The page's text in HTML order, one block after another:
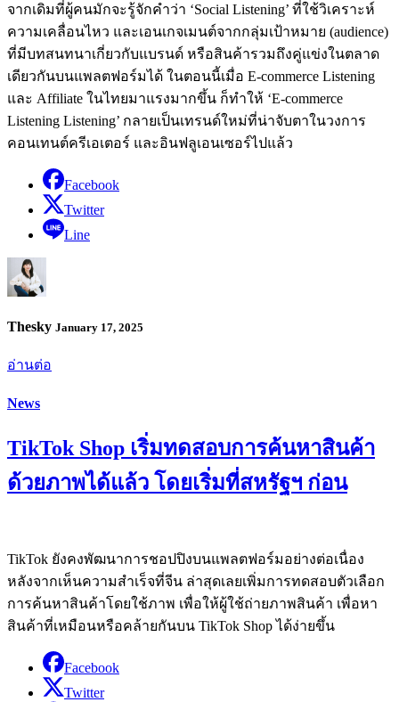
จากเดิมที่ผู้คนมักจะรู้จักคำว่า ‘Social Listening’ ที่ใช้วิเคราะห์
ความเคลื่อนไหว และเอนเกจเมนต์จากกลุ่มเป้าหมาย (audience)
ที่มีบทสนทนาเกี่ยวกับแบรนด์ หรือสินค้ารวมถึงคู่แข่งในตลาด
เดียวกันบนแพลตฟอร์มได้ ในตอนนี้เมื่อ E-commerce Listening
และ Affiliate ในไทยมาแรงมากขึ้น ก็ทำให้ ‘E-commerce
Listening Listening’ กลายเป็นเทรนด์ใหม่ที่น่าจับตาในวงการ
คอนเทนต์ครีเอเตอร์ และอินฟลูเอนเซอร์ไปแล้ว
Facebook
Twitter
Line
Thesky January 17, 2025
อ่านต่อ
News
TikTok Shop เริ่มทดสอบการค้นหาสินค้า
ด้วยภาพได้แล้ว โดยเริ่มที่สหรัฐฯ ก่อน
TikTok ยังคงพัฒนาการชอปปิงบนแพลตฟอร์มอย่างต่อเนื่อง
หลังจากเห็นความสำเร็จที่จีน ล่าสุดเลยเพิ่มการทดสอบตัวเลือก
การค้นหาสินค้าโดยใช้ภาพ เพื่อให้ผู้ใช้ถ่ายภาพสินค้า เพื่อหา
สินค้าที่เหมือนหรือคล้ายกันบน TikTok Shop ได้ง่ายขึ้น
Facebook
Twitter